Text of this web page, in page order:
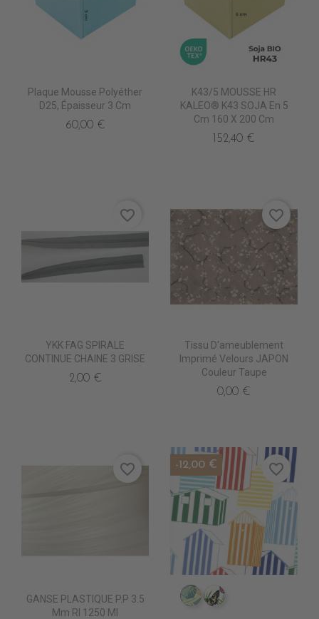
Plaque Mousse Polyéther
D25, Épaisseur 3 Cm
60,00 €
K43/5 MOUSSE HR
KALEO® K43 SOJA En 5
Cm 160 X 200 Cm
152,40 €
YKK FAG SPIRALE
CONTINUE CHAINE 3 GRISE
2,00 €
favorite_border
Tissu D'ameublement
Imprimé Velours JAPON
Couleur Taupe
0,00 €
favorite_border
GANSE PLASTIQUE P.P 3.5
Mm Rl 1250 Ml
favorite_border
IM0805 FAUVE
-12,00 € favorite_border